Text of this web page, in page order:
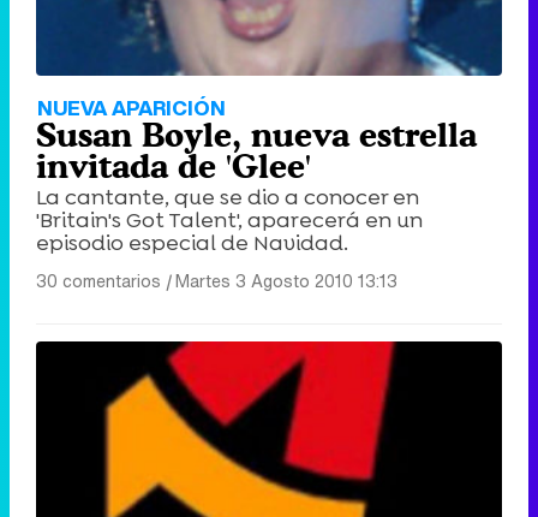
NUEVA APARICIÓN
Susan Boyle, nueva estrella
invitada de 'Glee'
La cantante, que se dio a conocer en
'Britain's Got Talent', aparecerá en un
episodio especial de Navidad.
30 comentarios |Martes 3 Agosto 2010 13:13